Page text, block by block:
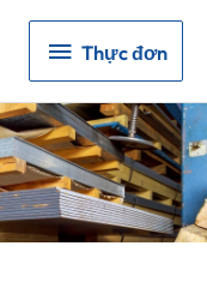
Thực
đơn
Thực đơn